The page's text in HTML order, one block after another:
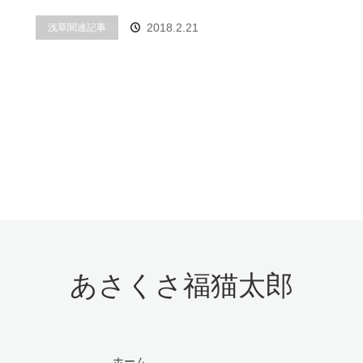
浅草関連記事 2018.2.21
あさくさ福猫太郎